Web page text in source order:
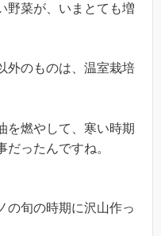
野菜が、いまとても増
外のものは、温室栽培
を燃やして、寒い時期
ったんですね。
の旬の時期に沢山作っ